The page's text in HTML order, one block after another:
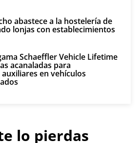
abastece a la hostelería de
lonjas con establecimientos
Schaeffler Vehicle Lifetime
acanaladas para
en vehículos
lo pierdas